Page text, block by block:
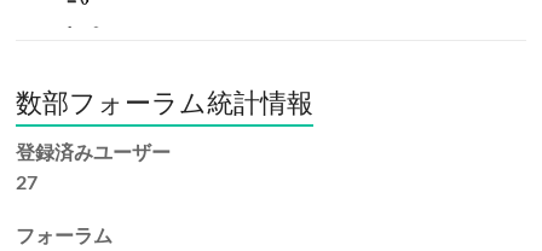
数部フォーラム統計情報
登録済みユーザー
27
フォーラム